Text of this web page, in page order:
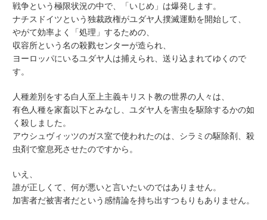
戦争という極限状況の中で、「いじめ」は爆発します。
ナチスドイツという独裁政権がユダヤ人撲滅運動を開始して、
やがて効率よく「処理」するための、
収容所という名の殺戮センターが造られ、
ヨーロッパにいるユダヤ人は捕えられ、送り込まれてゆくので
す。
人種差別をする白人至上主義キリスト教の世界の人々は、
有色人種を家畜以下とみなし、ユダヤ人を害虫を駆除するかの如
く殺しました。
アウシュヴィッツのガス室で使われたのは、シラミの駆除剤、殺
虫剤で窒息死させたのですから。
いえ、
誰が正しくて、何が悪いと言いたいのではありません。
加害者だ被害者だという感情論を持ち出すつもりもありません。